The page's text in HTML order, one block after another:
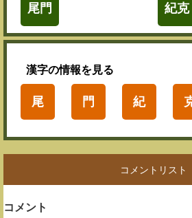
尾門 紀克
漢字の情報を見る
尾 門 紀
コメントリスト
コメント